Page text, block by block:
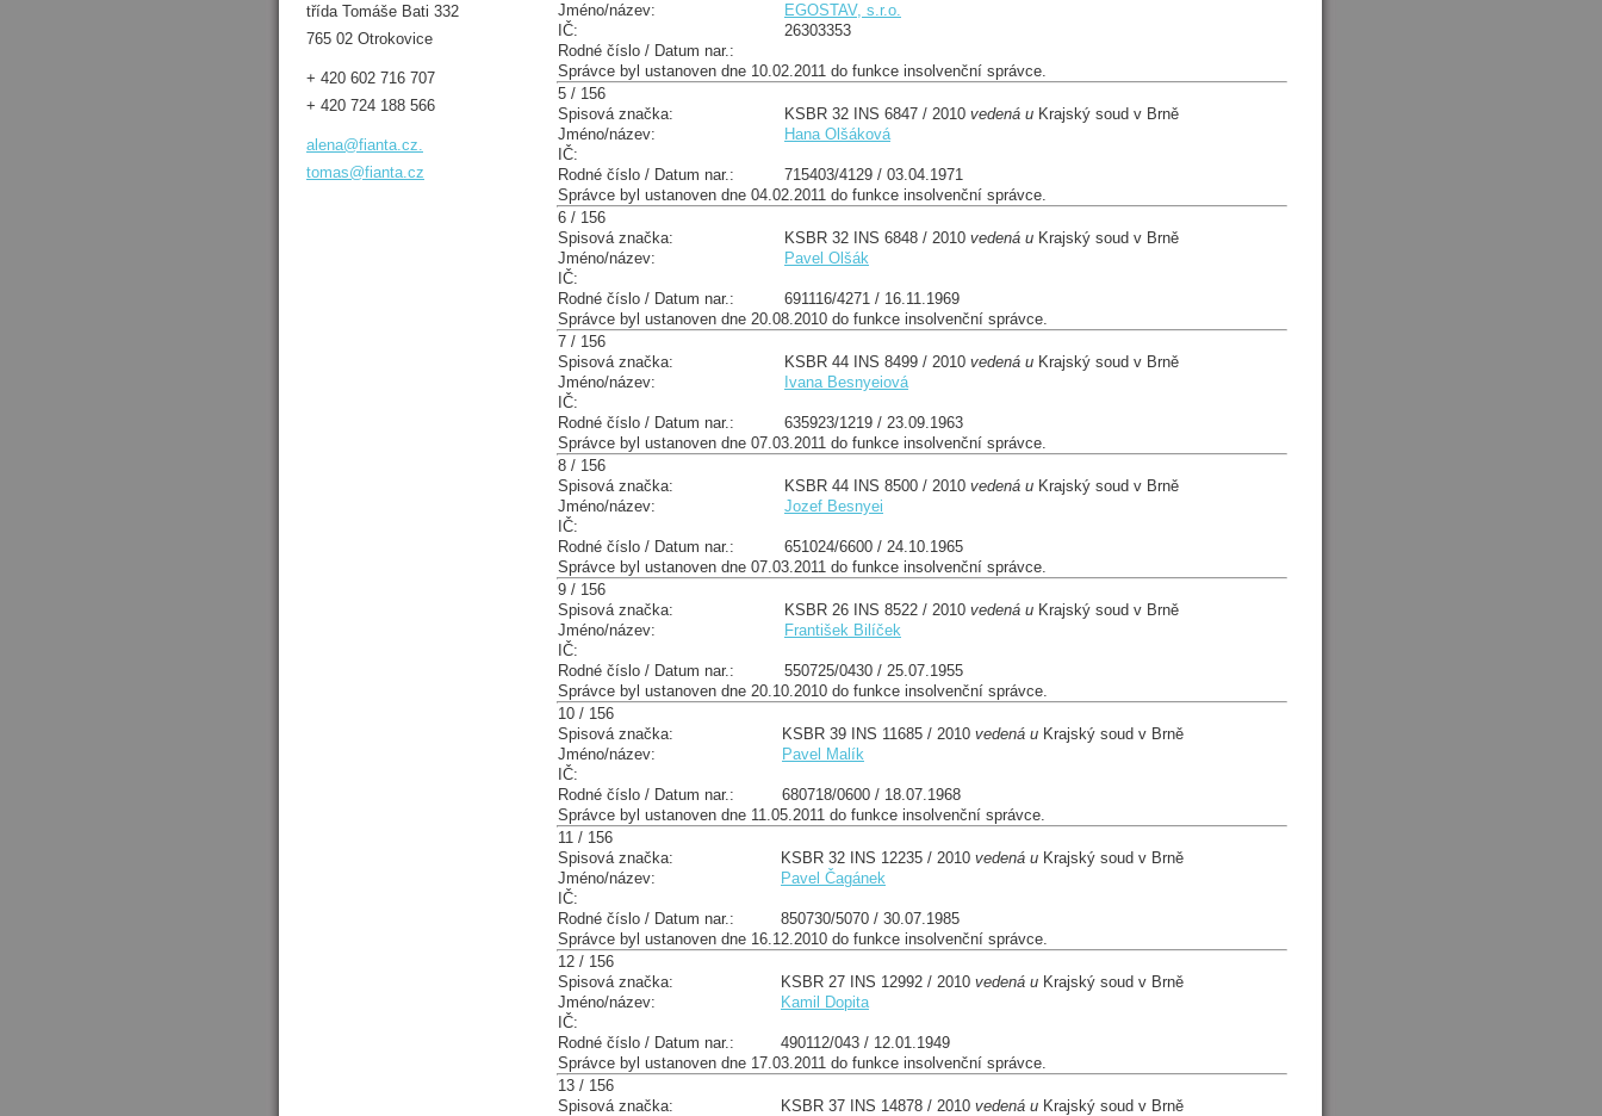
Jméno/název:
EGOSTAV, s.r.o.
IČ:
26303353
Rodné číslo / Datum nar.:
Správce byl ustanoven dne 10.02.2011 do funkce insolvenční správce.
5 / 156
Spisová značka:
KSBR 32 INS 6847 / 2010 vedená u Krajský soud v Brně
Jméno/název:
Hana Olšáková
IČ:
Rodné číslo / Datum nar.:
715403/4129 / 03.04.1971
Správce byl ustanoven dne 04.02.2011 do funkce insolvenční správce.
6 / 156
Spisová značka:
KSBR 32 INS 6848 / 2010 vedená u Krajský soud v Brně
Jméno/název:
Pavel Olšák
IČ:
Rodné číslo / Datum nar.:
691116/4271 / 16.11.1969
Správce byl ustanoven dne 20.08.2010 do funkce insolvenční správce.
7 / 156
Spisová značka:
KSBR 44 INS 8499 / 2010 vedená u Krajský soud v Brně
Jméno/název:
Ivana Besnyeiová
IČ:
Rodné číslo / Datum nar.:
635923/1219 / 23.09.1963
Správce byl ustanoven dne 07.03.2011 do funkce insolvenční správce.
8 / 156
Spisová značka:
KSBR 44 INS 8500 / 2010 vedená u Krajský soud v Brně
Jméno/název:
Jozef Besnyei
IČ:
Rodné číslo / Datum nar.:
651024/6600 / 24.10.1965
Správce byl ustanoven dne 07.03.2011 do funkce insolvenční správce.
9 / 156
Spisová značka:
KSBR 26 INS 8522 / 2010 vedená u Krajský soud v Brně
Jméno/název:
František Bilíček
IČ:
Rodné číslo / Datum nar.:
550725/0430 / 25.07.1955
Správce byl ustanoven dne 20.10.2010 do funkce insolvenční správce.
10 / 156
Spisová značka:
KSBR 39 INS 11685 / 2010 vedená u Krajský soud v Brně
Jméno/název:
Pavel Malík
IČ:
Rodné číslo / Datum nar.:
680718/0600 / 18.07.1968
Správce byl ustanoven dne 11.05.2011 do funkce insolvenční správce.
11 / 156
Spisová značka:
KSBR 32 INS 12235 / 2010 vedená u Krajský soud v Brně
Jméno/název:
Pavel Čagánek
IČ:
Rodné číslo / Datum nar.:
850730/5070 / 30.07.1985
Správce byl ustanoven dne 16.12.2010 do funkce insolvenční správce.
12 / 156
Spisová značka:
KSBR 27 INS 12992 / 2010 vedená u Krajský soud v Brně
Jméno/název:
Kamil Dopita
IČ:
Rodné číslo / Datum nar.:
490112/043 / 12.01.1949
Správce byl ustanoven dne 17.03.2011 do funkce insolvenční správce.
13 / 156
Spisová značka:
KSBR 37 INS 14878 / 2010 vedená u Krajský soud v Brně
třída Tomáše Bati 332
765 02 Otrokovice
+ 420 602 716 707
+ 420 724 188 566
alena@fianta.cz.
tomas@fianta.cz